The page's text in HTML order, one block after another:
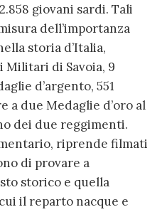
giovani sardi. Tali
dell’importanza
storia d’Italia,
di Savoia, 9
d’argento, 551
a due Medaglie d’oro al
dei due reggimenti.
riprende filmati
di provare a
storico e quella
il reparto nacque e